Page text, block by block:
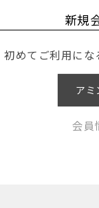
新規
初めてご利用にな
アミ
会員